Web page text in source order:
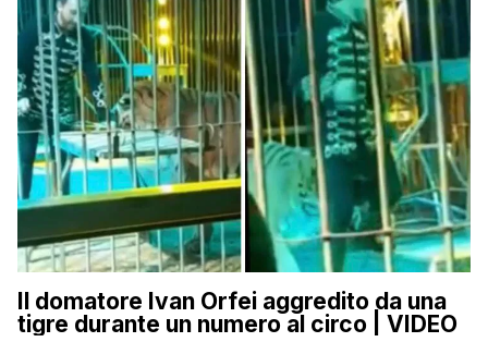
Il domatore Ivan Orfei aggredito da una
tigre durante un numero al circo | VIDEO